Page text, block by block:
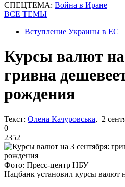
СПЕЦТЕМА: Война в Иране
ВСЕ ТЕМЫ
Вступление Украины в ЕС
Курсы валют на
гривна
рождения
Текст: Олена Качуровська, 2
0
2352
Фото: Пресс-центр НБУ
Нацбанк установил курсы валют